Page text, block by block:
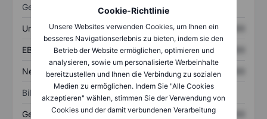
Cookie-Richtlinie
Unsere Websites verwenden Cookies, um Ihnen ein
besseres Navigationserlebnis zu bieten, indem sie den
Betrieb der Website ermöglichen, optimieren und
analysieren, sowie um personalisierte Werbeinhalte
bereitzustellen und Ihnen die Verbindung zu sozialen
Medien zu ermöglichen. Indem Sie "Alle Cookies
akzeptieren" wählen, stimmen Sie der Verwendung von
Cookies und der damit verbundenen Verarbeitung
Gewinn- und Verlustrechnung
Umsatz XXXXXXX XXXXXXX
EBITDA XXXXXXX XXXXXXX
Nettoeinkommen XXXXXXX XXXXXXX
Bilanz
Gesamtvermögen XXXXXXX XXXXXXX